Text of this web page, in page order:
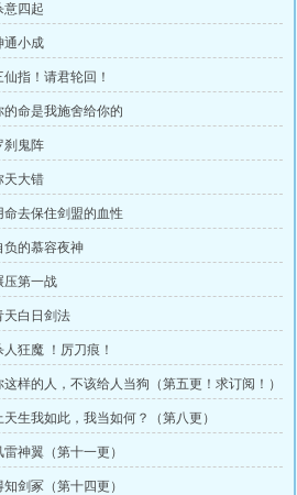
意四起
通小成
仙指！请君轮回！
的命是我施舍给你的
刹鬼阵
天大错
命去保住剑盟的血性
负的慕容夜神
压第一战
天白日剑法
人狂魔 ！厉刀痕！
这样的人，不该给人当狗（第五更！求订阅！）
天生我如此，我当如何？（第八更）
神翼（第十一更）
剑冢（第十四更）